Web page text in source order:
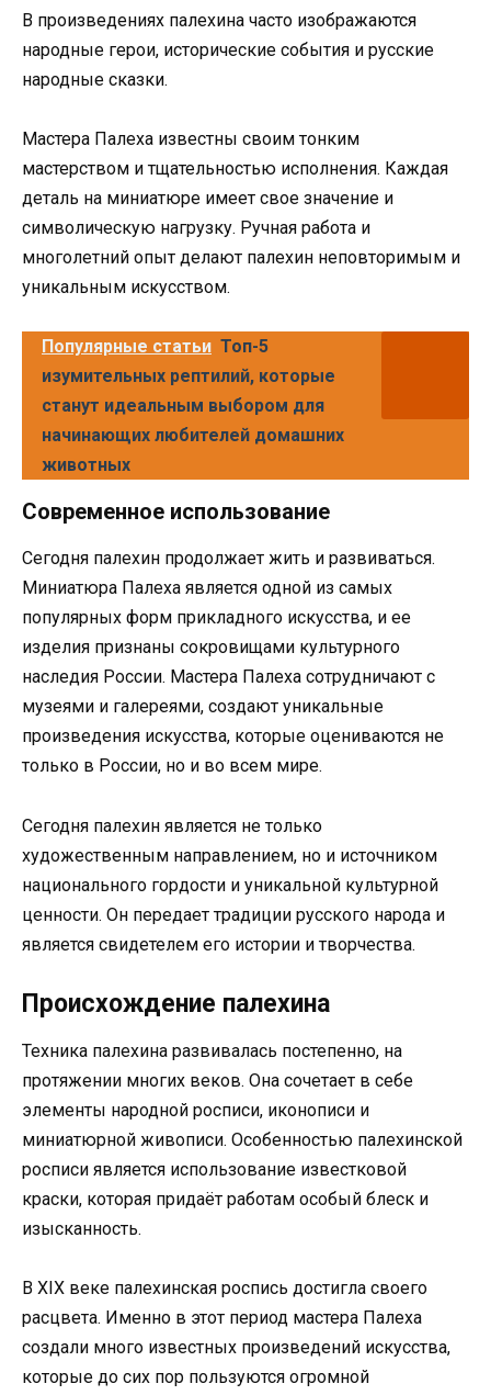
В произведениях палехина часто изображаются
народные герои, исторические события и русские
народные сказки.
Мастера Палеха известны своим тонким
мастерством и тщательностью исполнения. Каждая
деталь на миниатюре имеет свое значение и
символическую нагрузку. Ручная работа и
многолетний опыт делают палехин неповторимым и
уникальным искусством.
Популярные статьи Топ-5
изумительных рептилий, которые
станут идеальным выбором для
начинающих любителей домашних
животных
Современное использование
Сегодня палехин продолжает жить и развиваться.
Миниатюра Палеха является одной из самых
популярных форм прикладного искусства, и ее
изделия признаны сокровищами культурного
наследия России. Мастера Палеха сотрудничают с
музеями и галереями, создают уникальные
произведения искусства, которые оцениваются не
только в России, но и во всем мире.
Сегодня палехин является не только
художественным направлением, но и источником
национального гордости и уникальной культурной
ценности. Он передает традиции русского народа и
является свидетелем его истории и творчества.
Происхождение палехина
Техника палехина развивалась постепенно, на
протяжении многих веков. Она сочетает в себе
элементы народной росписи, иконописи и
миниатюрной живописи. Особенностью палехинской
росписи является использование известковой
краски, которая придаёт работам особый блеск и
изысканность.
В XIX веке палехинская роспись достигла своего
расцвета. Именно в этот период мастера Палеха
создали много известных произведений искусства,
которые до сих пор пользуются огромной